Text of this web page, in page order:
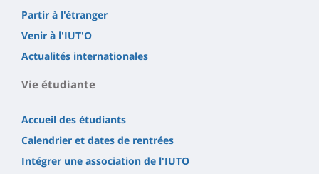
Partir à l'étranger
Venir à l'IUT'O
Actualités internationales
Vie étudiante
Accueil des étudiants
Calendrier et dates de rentrées
Intégrer une association de l'IUTO